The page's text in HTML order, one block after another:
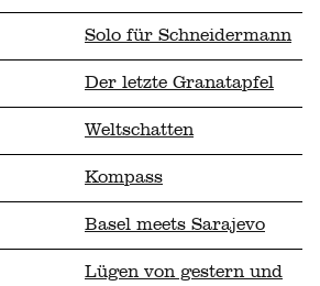
Solo für Schneidermann
Der letzte Granatapfel
Weltschatten
Kompass
Basel meets Sarajevo
Lügen von gestern und